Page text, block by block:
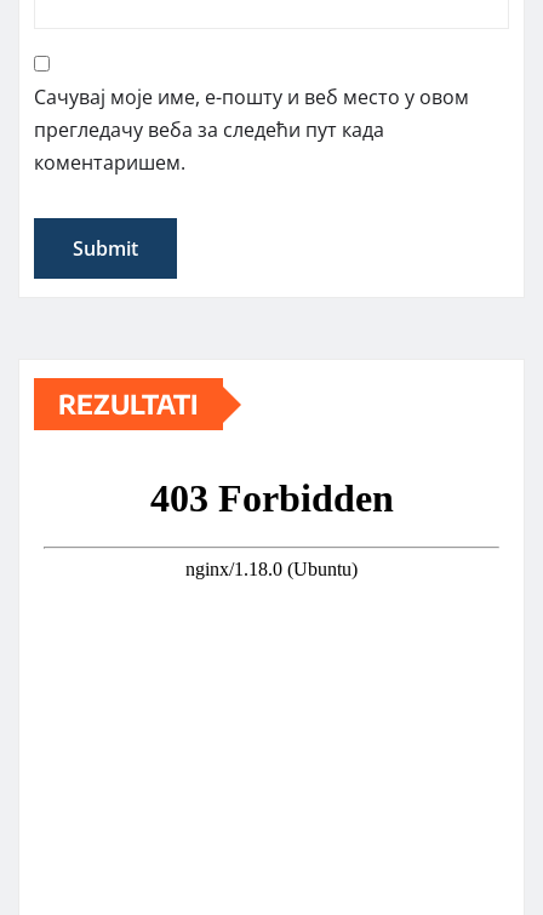
Сачувај моје име, е-пошту и веб место у овом
прегледачу веба за следећи пут када
коментаришем.
REZULTATI